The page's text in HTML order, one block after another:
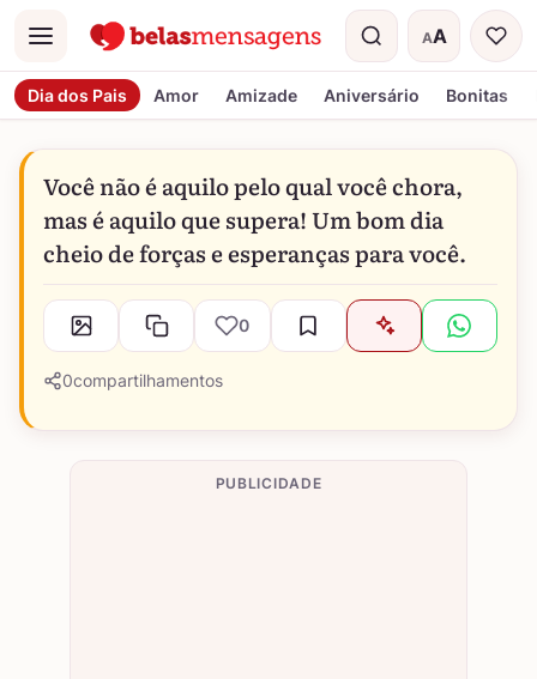
Menu AA
Tamanho do
Dia dos Pais Amor Amizade Aniversário Bonitas
Você não é aquilo pelo qual você chora,
mas é aquilo que supera! Um bom dia
cheio de forças e esperanças para você.
0
0compartilhamentos
PUBLICIDADE